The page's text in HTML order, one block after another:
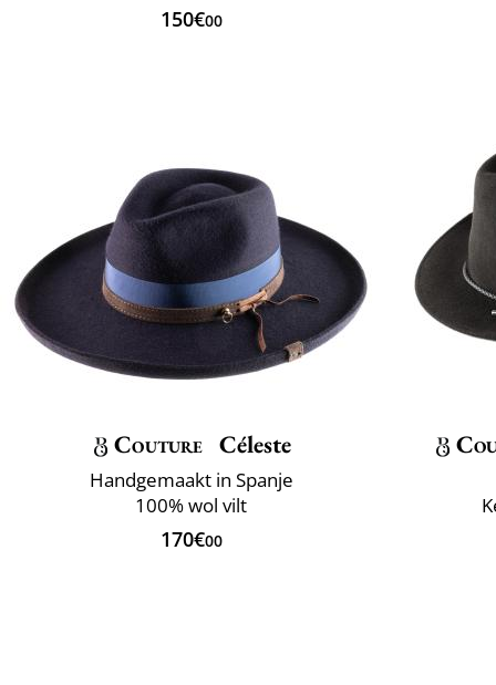
150€00
Couture Céleste
Handgemaakt in Spanje
100% wol vilt
170€00